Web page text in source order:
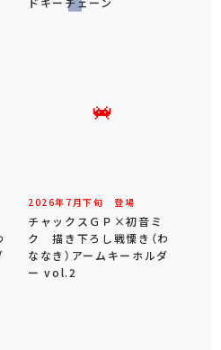
2026年 7 月下旬 登場
チャックスＧＰ×初音ミ
ク 描き下ろし戦慄き（わ
ななき）アームキーホルダ
ー vol.2